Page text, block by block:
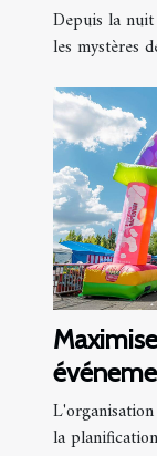
Depuis la
les mystères
la